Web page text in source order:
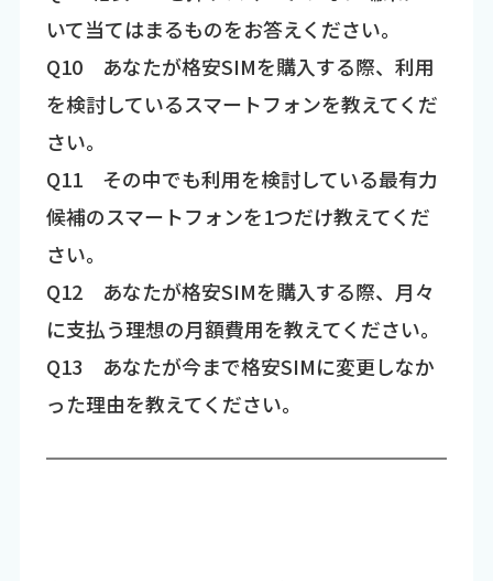
いて当てはまるものをお答えください。
Q10 あなたが格安SIMを購入する際、利用
を検討しているスマートフォンを教えてくだ
さい。
Q11 その中でも利用を検討している最有力
候補のスマートフォンを1つだけ教えてくだ
さい。
Q12 あなたが格安SIMを購入する際、月々
に支払う理想の月額費用を教えてください。
Q13 あなたが今まで格安SIMに変更しなか
った理由を教えてください。